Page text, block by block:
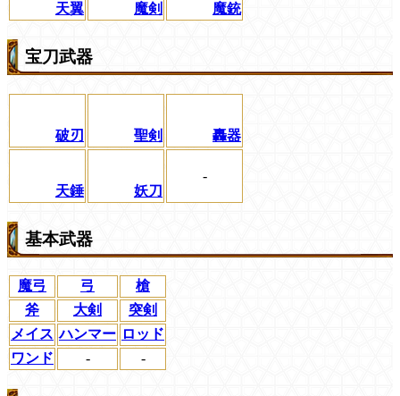
天翼 魔剣 魔銃
宝刀武器
破刃 聖剣 轟器
天錘 妖刀
-
基本武器
魔弓 弓
槍
斧
大剣
突剣
メイス ハンマー ロッド
ワンド
- -